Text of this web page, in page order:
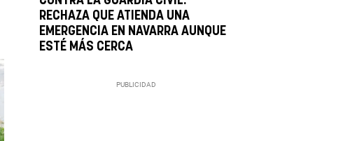
RECHAZA QUE ATIENDA UNA
EMERGENCIA EN NAVARRA AUNQUE
ESTÉ MÁS CERCA